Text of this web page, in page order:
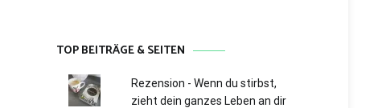
TOP BEITRÄGE & SEITEN
Rezension - Wenn du stirbst,
zieht dein ganzes Leben an dir